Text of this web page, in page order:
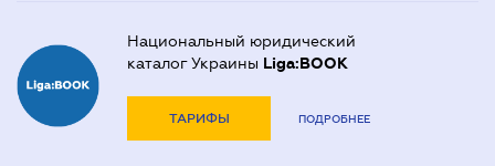
Национальный юридический
каталог Украины Liga:BOOK
ТАРИФЫ ПОДРОБНЕЕ